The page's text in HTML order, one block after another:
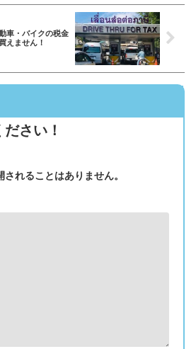
車・バイクの税金
えません！
さい！
れることはありません。